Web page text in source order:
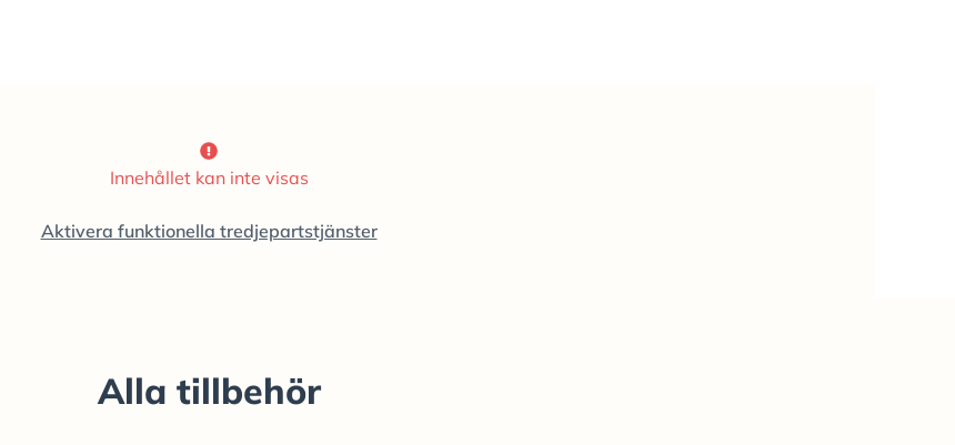
Innehållet kan inte visas
Aktivera funktionella tredjepartstjänster
Alla tillbehör